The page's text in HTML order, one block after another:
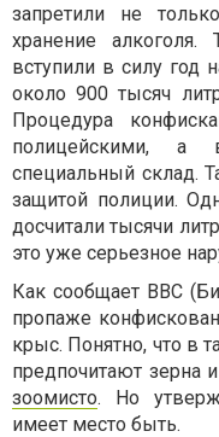
запретили не
хранение алкоголя.
вступили в силу год
около 900 тысяч
Процедура
полицейскими, а
специальный склад.
защитой полиции.
досчитали тысячи
это уже серьезное
Как сообщает BBC
пропаже
крыс. Понятно, что в
предпочитают зерна
зоомисто. Но
имеет место быть.